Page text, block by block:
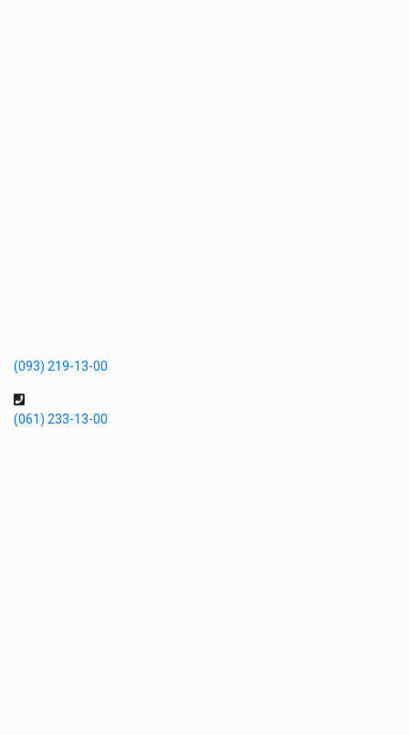
(093) 219-13-00
(061) 233-13-00